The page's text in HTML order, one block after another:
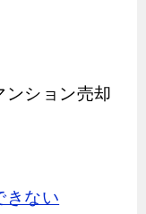
ンション売却
きない